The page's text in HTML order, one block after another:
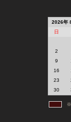
2026年
日
2
9
16
23
30
※